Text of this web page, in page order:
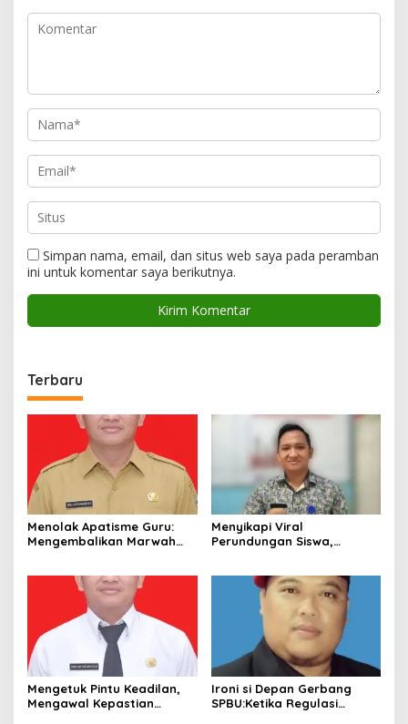
Simpan nama, email, dan situs web saya pada peramban
ini untuk komentar saya berikutnya.
Terbaru
Menolak Apatisme Guru:
Mengembalikan Marwah
Menyikapi Viral
Perundungan Siswa,
Mengetuk Pintu Keadilan,
Mengawal Kepastian
Ironi si Depan Gerbang
SPBU:Ketika Regulasi